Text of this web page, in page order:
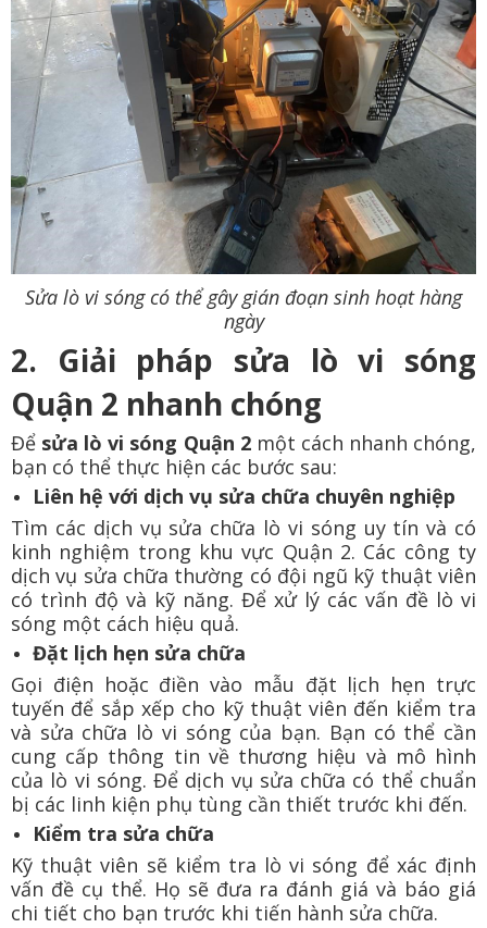
Sửa lò vi sóng có thể gây gián đoạn sinh hoạt hàng
ngày
2. Giải pháp sửa lò vi sóng
Quận 2 nhanh chóng
Để sửa lò vi sóng Quận 2một cách nhanh chóng,
bạn có thể thực hiện các bước sau:
Liên hệ với dịch vụ sửa chữa chuyên nghiệp
Tìm các dịch vụ sửa chữa lò vi sóng uy tín và có
kinh nghiệm trong khu vực Quận 2. Các công ty
dịch vụ sửa chữa thường có đội ngũ kỹ thuật viên
có trình độ và kỹ năng. Để xử lý các vấn đề lò vi
sóng một cách hiệu quả.
Đặt lịch hẹn sửa chữa
Gọi điện hoặc điền vào mẫu đặt lịch hẹn trực
tuyến để sắp xếp cho kỹ thuật viên đến kiểm tra
và sửa chữa lò vi sóng của bạn. Bạn có thể cần
cung cấp thông tin về thương hiệu và mô hình
của lò vi sóng. Để dịch vụ sửa chữa có thể chuẩn
bị các linh kiện phụ tùng cần thiết trước khi đến.
Kiểm tra sửa chữa
Kỹ thuật viên sẽ kiểm tra lò vi sóng để xác định
vấn đề cụ thể. Họ sẽ đưa ra đánh giá và báo giá
chi tiết cho bạn trước khi tiến hành sửa chữa.